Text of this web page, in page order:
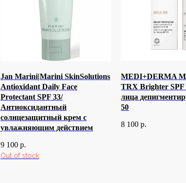
Jan Marini|Marini SkinSolutions
Antioxidant Daily Face
Protectant SPF 33/
Антиоксидантный
солнцезащитный крем с
увлажняющим действием
9 100 р.
Out of stock
MEDI+DERMA
TRX Brighter
лица
50
8 100 р.